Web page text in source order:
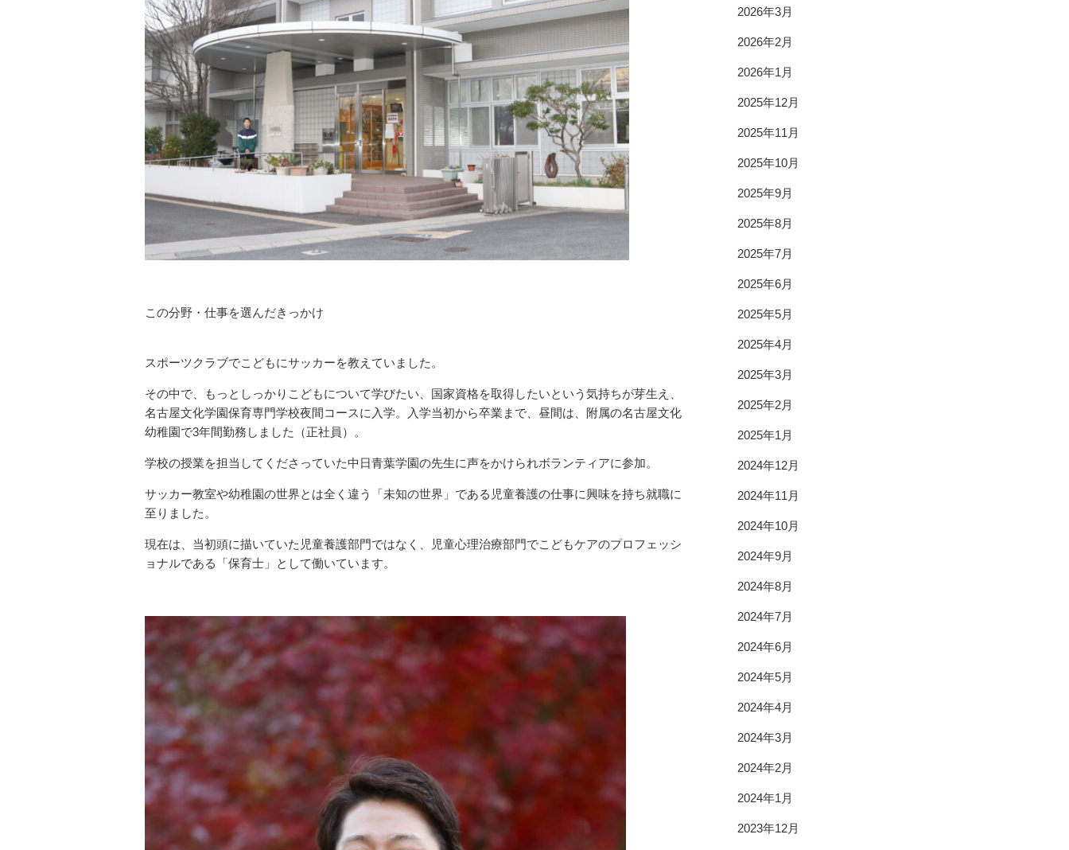
この分野・仕事を選んだきっかけ
スポーツクラブでこどもにサッカーを教えていました。
その中で、もっとしっかりこどもについて学びたい、国家資格を取得したいという気持ちが芽生え、
名古屋文化学園保育専門学校夜間コースに入学。入学当初から卒業まで、昼間は、附属の名古屋文化
幼稚園で3年間勤務しました（正社員）。
学校の授業を担当してくださっていた中日青葉学園の先生に声をかけられボランティアに参加。
サッカー教室や幼稚園の世界とは全く違う「未知の世界」である児童養護の仕事に興味を持ち就職に
至りました。
現在は、当初頭に描いていた児童養護部門ではなく、児童心理治療部門でこどもケアのプロフェッシ
ョナルである「保育士」として働いています。
2026年3月
2026年2月
2026年1月
2025年12月
2025年11月
2025年10月
2025年9月
2025年8月
2025年7月
2025年6月
2025年5月
2025年4月
2025年3月
2025年2月
2025年1月
2024年12月
2024年11月
2024年10月
2024年9月
2024年8月
2024年7月
2024年6月
2024年5月
2024年4月
2024年3月
2024年2月
2024年1月
2023年12月